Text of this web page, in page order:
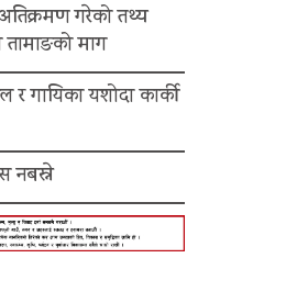
गरेको तथ्य
माग
र गायिका यशोदा कार्की
नबस्ने